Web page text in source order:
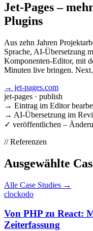
Jet-Pages –
Plugins
Aus zehn Jahren
Sprache, AI-Übersetzung
Komponenten-Editor, mit
Minuten live bringen.
→ jet-pages.com
jet-pages · publish
→ Eintrag im Editor
→ AI-Übersetzung im
✓ veröffentlichen –
// Referenzen
Ausgewählte
Alle Case Studies →
clockodo
Von PHP zu React:
Zeiterfassung